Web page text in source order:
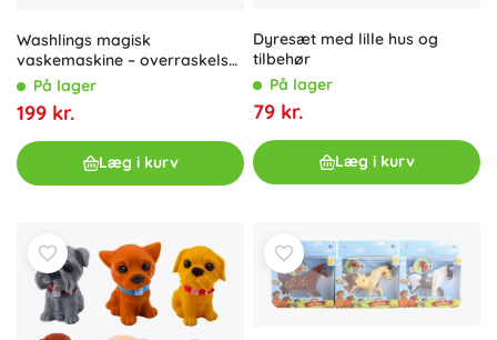
Washlings magisk
vaskemaskine – overraskelse
med dyr og tilbehør
På lager
199 kr.
Læg i kurv
Dyresæt med lille hus og
tilbehør
På lager
79 kr.
Læg i kurv